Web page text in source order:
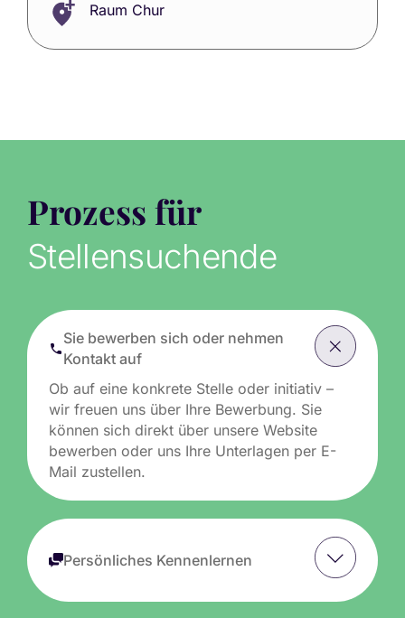
Raum Chur
Prozess für
Stellensuchende
Sie bewerben sich oder nehmen
Kontakt auf
Ob auf eine konkrete Stelle oder initiativ –
wir freuen uns über Ihre Bewerbung. Sie
können sich direkt über unsere Website
bewerben oder uns Ihre Unterlagen per E-
Mail zustellen.
Persönliches Kennenlernen